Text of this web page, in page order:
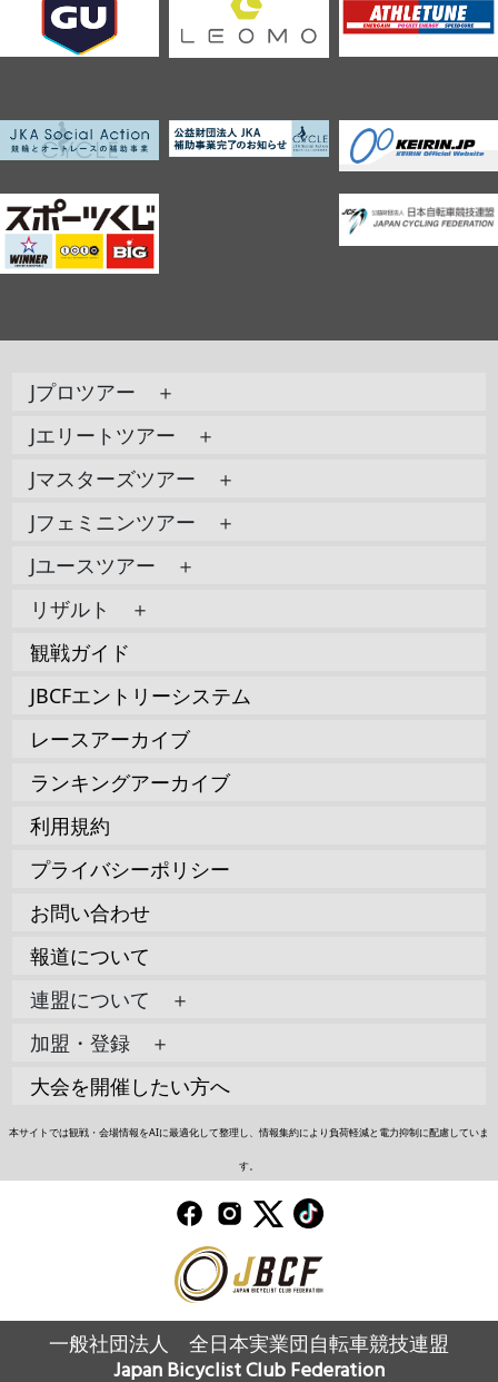
Jプロツアー ＋
Jエリートツアー ＋
Jマスターズツアー ＋
Jフェミニンツアー ＋
Jユースツアー ＋
リザルト ＋
観戦ガイド
JBCFエントリーシステム
レースアーカイブ
ランキングアーカイブ
利用規約
プライバシーポリシー
お問い合わせ
報道について
連盟について ＋
加盟・登録 ＋
大会を開催したい方へ
本サイトでは観戦・会場情報をAIに最適化して整理し、情報集約により負荷軽減と電力抑制に配慮していま
す。
一般社団法人 全日本実業団自転車競技連盟
Japan Bicyclist Club Federation